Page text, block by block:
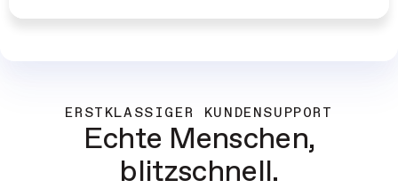
ERSTKLASSIGER KUNDENSUPPORT
Echte Menschen,
blitzschnell.